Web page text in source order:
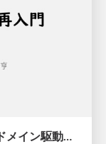
今こそ聞きたいソフトウェア設計 ドメイン駆動設計再入門